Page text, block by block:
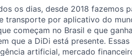
os dias, desde 2018 fazemos
transporte por aplicativo do
começam no Brasil e que
que a DiDi está presente.
artificial, mercado